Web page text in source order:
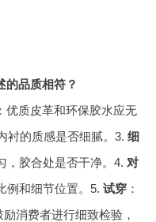
的品质相符？
：优质皮革和环保胶水应无
衬的质感是否细腻。3. 细
，胶合处是否干净。4. 对
例和细节位置。5. 试穿 ：
消费者进行细致检验，